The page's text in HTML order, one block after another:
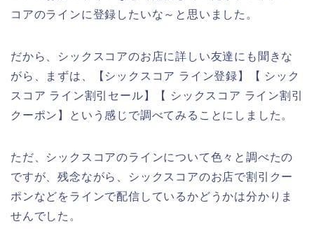
コアのラインに登録したいな～と思いました。
だから、シックスコアのお店に詳しい友達にも聞きな
がら、まずは、【シックスコア ライン登録】【 シック
スコア ライン割引セール】【 シックスコア ライン割引
クーポン】という感じで調べてみることにしました。
ただ、シックスコアのラインについて色々と調べたの
ですが、残念ながら、シックスコアのお店で割引クー
ポンなどをラインで配信しているかどうかは分かりま
せんでした。